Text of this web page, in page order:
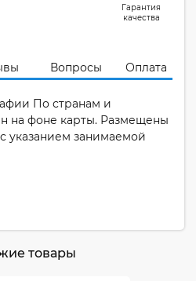
Гарантия
качества
Вопросы Оплата
По странам и
на фоне карты. Размещены
указанием занимаемой
товары